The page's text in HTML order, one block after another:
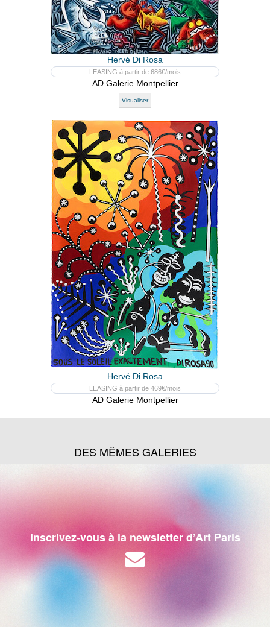
Hervé Di Rosa
LEASING à partir de 686€/mois
AD Galerie Montpellier
Visualiser
Hervé Di Rosa
LEASING à partir de 469€/mois
AD Galerie Montpellier
DES MÊMES GALERIES
Inscrivez-vous à la newsletter d’Art Paris